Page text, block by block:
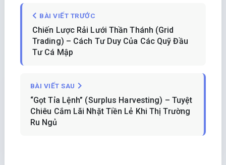
BÀI VIẾT TRƯỚC
Chiến Lược Rải Lưới Thần Thánh (Grid
Trading) – Cách Tư Duy Của Các Quỹ Đầu
Tư Cá Mập
BÀI VIẾT SAU
“Gọt Tỉa Lệnh” (Surplus Harvesting) – Tuyệt
Chiêu Cắm Lãi Nhặt Tiền Lẻ Khi Thị Trường
Ru Ngủ